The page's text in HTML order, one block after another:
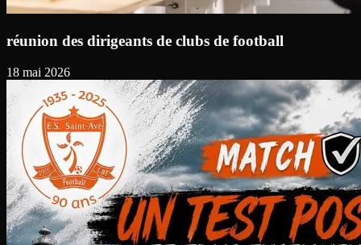
réunion des dirigeants de clubs de football
18 mai 2026